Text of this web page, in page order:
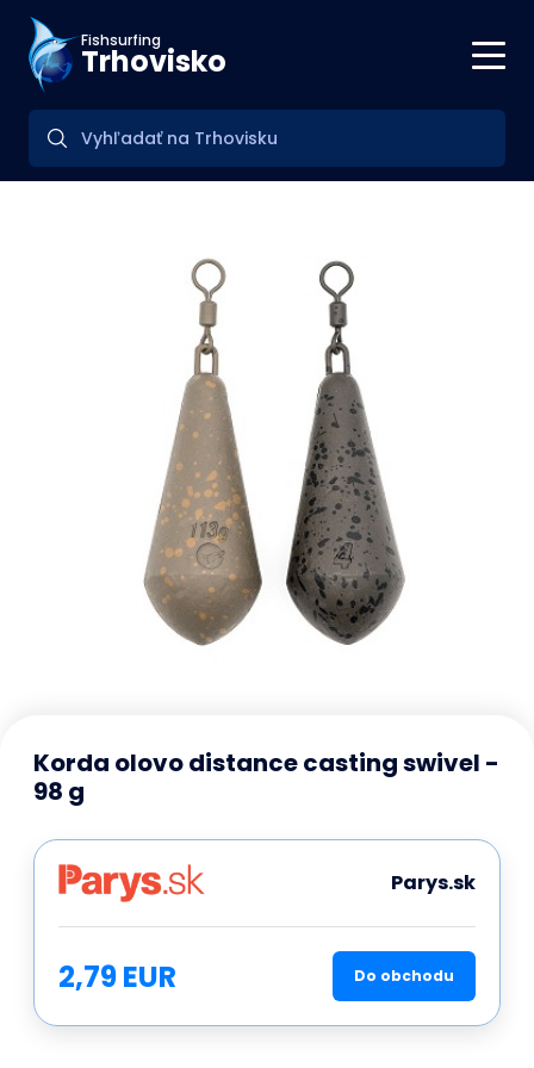
Fishsurfing
Trhovisko
Korda olovo distance casting swivel -
98 g
Parys.sk
2,79 EUR Do obchodu